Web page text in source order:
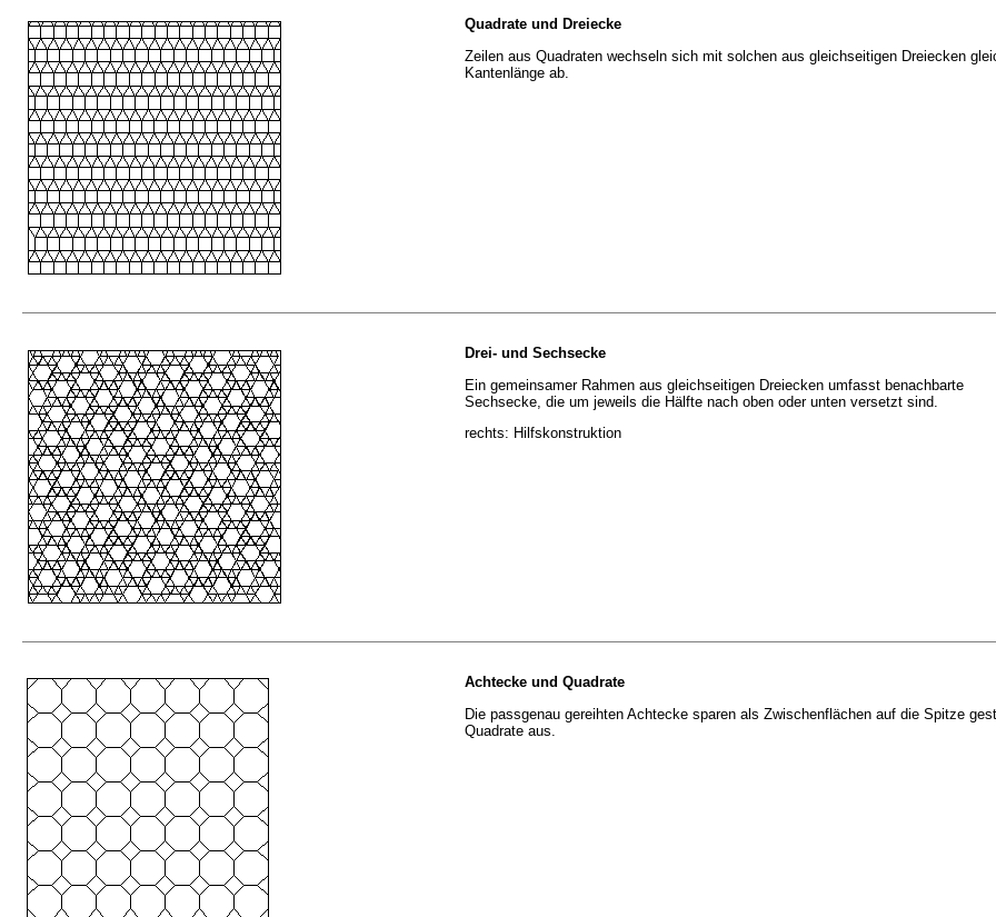
Quadrate und Dreiecke
Zeilen aus Quadraten wechseln sich mit solchen aus gleichseitigen Dreiecken
Kantenlänge ab.
Drei- und Sechsecke
Ein gemeinsamer Rahmen aus gleichseitigen Dreiecken umfasst benachbarte
Sechsecke, die um jeweils die Hälfte nach oben oder unten versetzt sind.
rechts: Hilfskonstruktion
Achtecke und Quadrate
Die passgenau gereihten Achtecke sparen als Zwischenflächen auf die Spitze
Quadrate aus.